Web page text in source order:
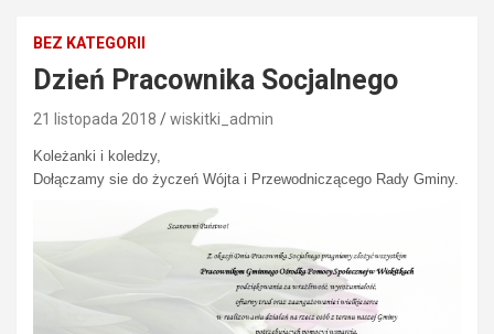
BEZ KATEGORII
Dzień Pracownika Socjalnego
21 listopada 2018 wiskitki_admin
Koleżanki i koledzy,
Dołączamy sie do życzeń Wójta i Przewodniczącego Rady Gminy.